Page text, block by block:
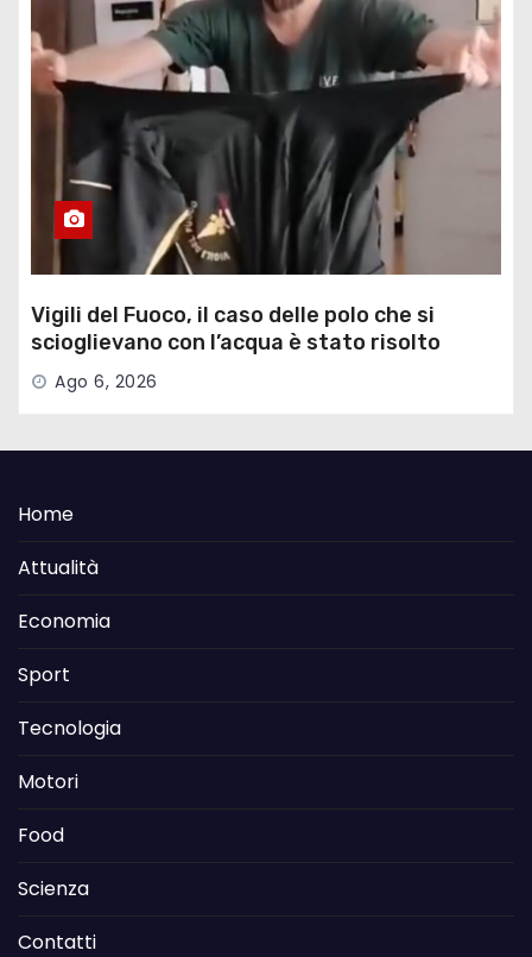
Vigili del Fuoco, il caso delle polo che si
scioglievano con l’acqua è stato risolto
Ago 6, 2026
Home
Attualità
Economia
Sport
Tecnologia
Motori
Food
Scienza
Contatti